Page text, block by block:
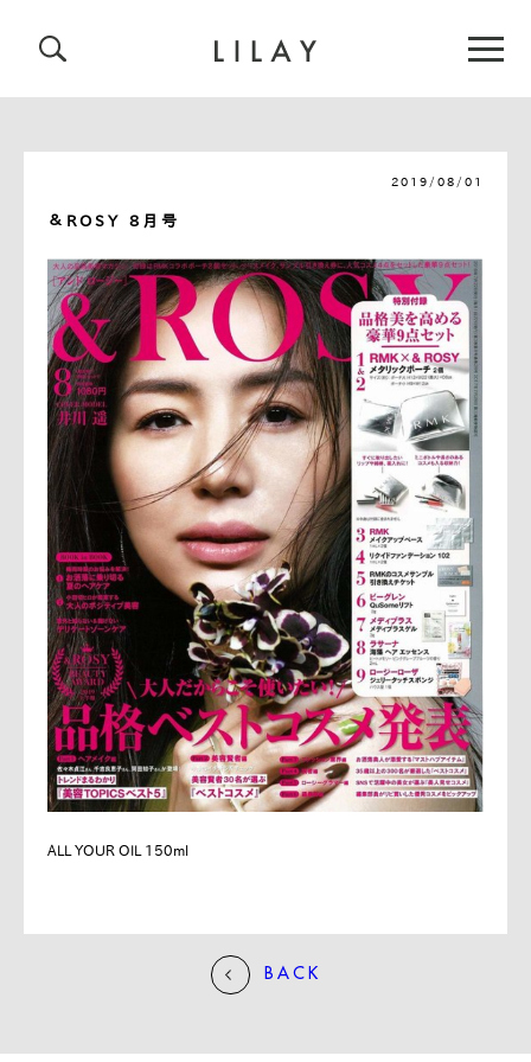
2019/08/01
＆ROSY 8月号
ALL YOUR OIL 150ml
BACK